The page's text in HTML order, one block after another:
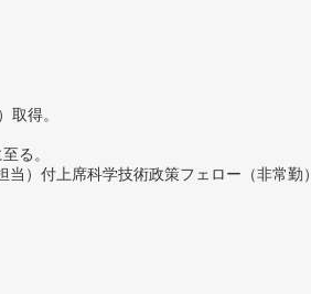
取得。
る。
）付上席科学技術政策フェロー（非常勤）